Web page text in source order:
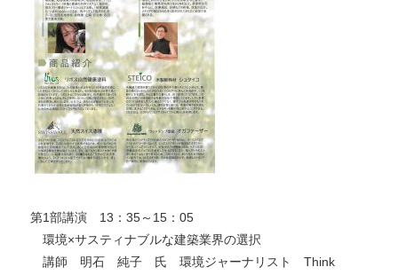
第1部講演 13：35～15：05
環境×サスティナブルな建築業界の選択
講師 明石 純子 氏 環境ジャーナリスト Think